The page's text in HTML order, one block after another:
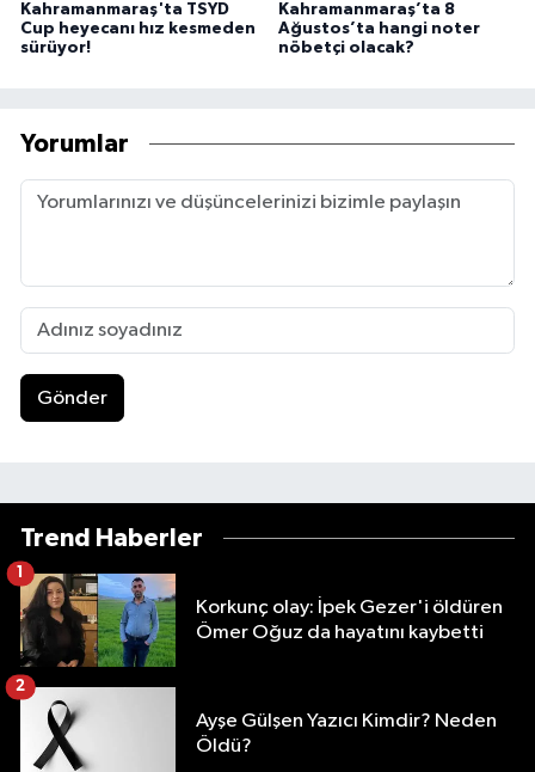
Kahramanmaraş'ta TSYD
Cup heyecanı hız kesmeden
sürüyor!
Kahramanmaraş’ta 8
Ağustos’ta hangi noter
nöbetçi olacak?
Yorumlar
Gönder
Trend Haberler
Korkunç olay: İpek Gezer'i öldüren
Ömer Oğuz da hayatını kaybetti
1
Ayşe Gülşen Yazıcı Kimdir? Neden
Öldü?
2